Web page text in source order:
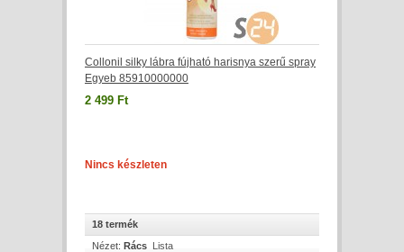
Collonil silky lábra fújható harisnya szerű spray
Egyeb 85910000000
2 499 Ft
Nincs készleten
18 termék
Nézet: Rács Lista